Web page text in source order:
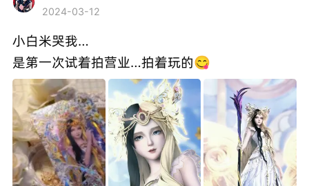
2024-03-12
小白米哭我…
是第一次试着拍营业…拍着玩的😋